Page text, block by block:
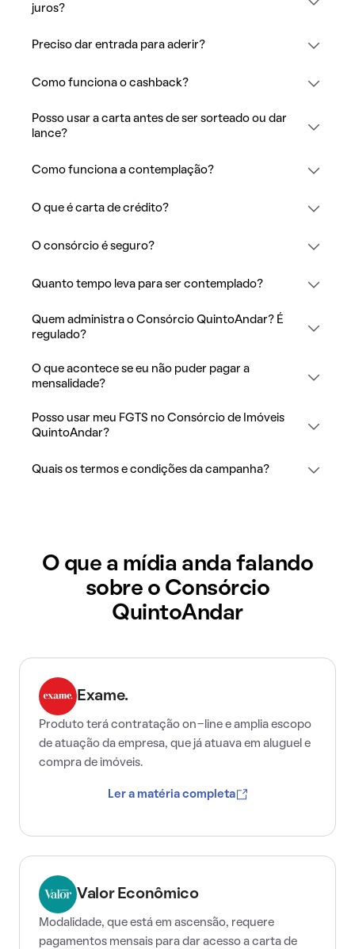
juros?
Preciso dar entrada para aderir?
Como funciona o cashback?
Posso usar a carta antes de ser sorteado ou dar
lance?
Como funciona a contemplação?
O que é carta de crédito?
O consórcio é seguro?
Quanto tempo leva para ser contemplado?
Quem administra o Consórcio QuintoAndar? É
regulado?
O que acontece se eu não puder pagar a
mensalidade?
Posso usar meu FGTS no Consórcio de Imóveis
QuintoAndar?
Quais os termos e condições da campanha?
O que a mídia anda falando
sobre o Consórcio
QuintoAndar
Exame.
Produto terá contratação on-line e amplia escopo
de atuação da empresa, que já atuava em aluguel e
compra de imóveis.
Ler a matéria completa
Valor Econômico
Modalidade, que está em ascensão, requere
pagamentos mensais para dar acesso a carta de